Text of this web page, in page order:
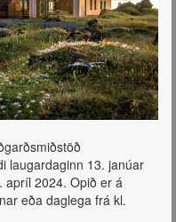
laugardaginn 13. janúar
apríl 2024. Opið er á
eða daglega frá kl.